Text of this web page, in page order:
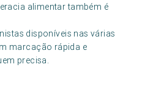
alimentar também é
disponíveis nas várias
marcação rápida e
precisa.